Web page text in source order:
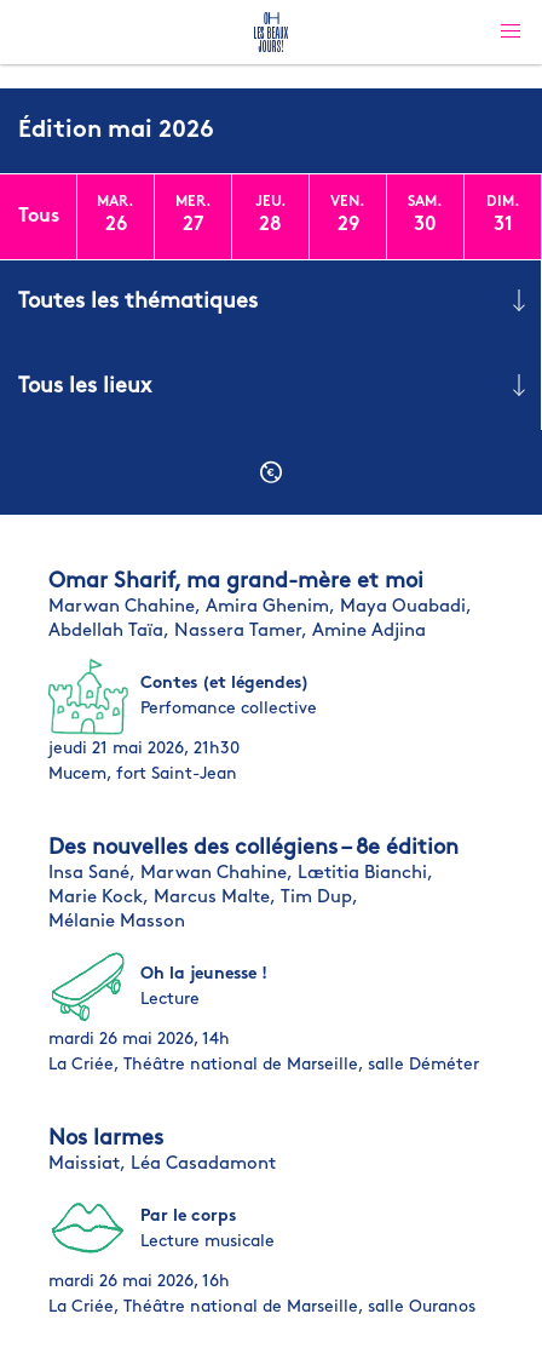
Édition mai 2026
Tous
MAR.
26
MER.
27
JEU.
28
VEN.
29
SAM.
30
DIM.
31
Toutes les thématiques
Tous les lieux
Omar Sharif, ma grand-mère et moi
Marwan Chahine, Amira Ghenim, Maya Ouabadi,
Abdellah Taïa, Nassera Tamer, Amine Adjina
Contes (et légendes)
Perfomance collective
jeudi 21 mai 2026, 21h30
Mucem, fort Saint-Jean
Des nouvelles des collégiens – 8e édition
Insa Sané, Marwan Chahine, Lætitia Bianchi,
Marie Kock, Marcus Malte, Tim Dup,
Mélanie Masson
Oh la jeunesse !
Lecture
mardi 26 mai 2026, 14h
La Criée, Théâtre national de Marseille, salle Déméter
Nos larmes
Maissiat, Léa Casadamont
Par le corps
Lecture musicale
mardi 26 mai 2026, 16h
La Criée, Théâtre national de Marseille, salle Ouranos